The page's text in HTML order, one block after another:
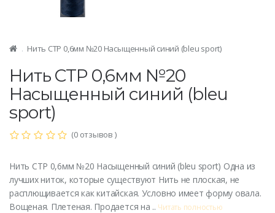
Нить CTP 0,6мм №20 Насыщенный синий (bleu sport)
Нить CTP 0,6мм №20
Насыщенный синий (bleu
sport)
(0 отзывов )
Нить CTP 0,6мм №20 Насыщенный синий (bleu sport) Одна из
лучших ниток, которые существуют Нить не плоская, не
расплющивается как китайская. Условно имеет форму овала.
Вощеная. Плетеная. Продается на .. Читать полностью